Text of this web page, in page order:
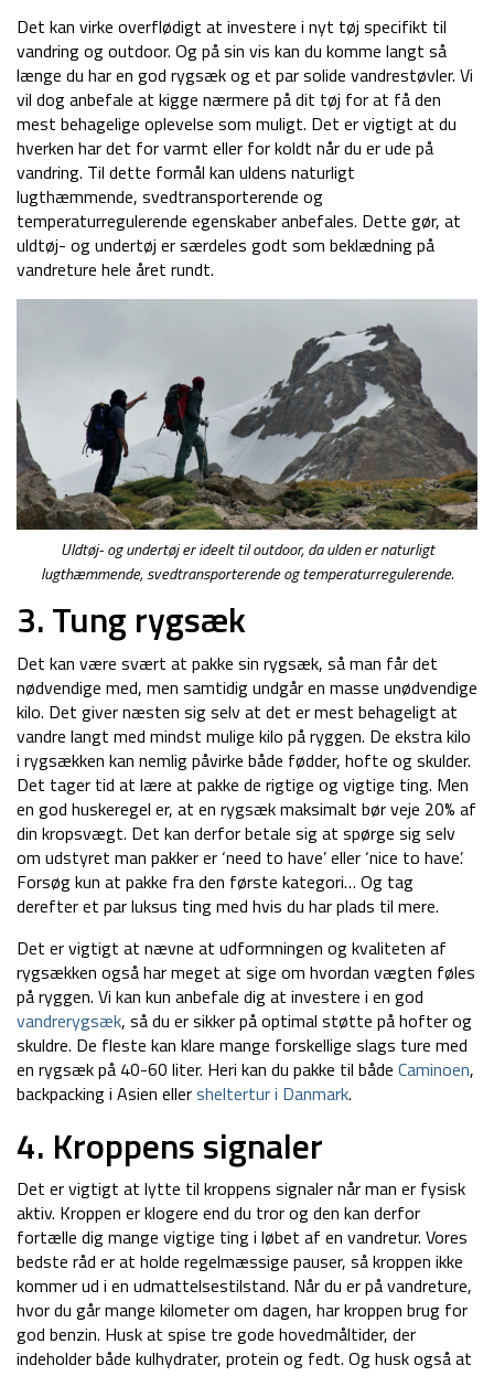
Det kan virke overflødigt at investere i nyt tøj specifikt til
vandring og outdoor. Og på sin vis kan du komme langt så
længe du har en god rygsæk og et par solide vandrestøvler. Vi
vil dog anbefale at kigge nærmere på dit tøj for at få den
mest behagelige oplevelse som muligt. Det er vigtigt at du
hverken har det for varmt eller for koldt når du er ude på
vandring. Til dette formål kan uldens naturligt
lugthæmmende, svedtransporterende og
temperaturregulerende egenskaber anbefales. Dette gør, at
uldtøj- og undertøj er særdeles godt som beklædning på
vandreture hele året rundt.
Uldtøj- og undertøj er ideelt til outdoor, da ulden er naturligt
lugthæmmende, svedtransporterende og temperaturregulerende.
3. Tung rygsæk
Det kan være svært at pakke sin rygsæk, så man får det
nødvendige med, men samtidig undgår en masse unødvendige
kilo. Det giver næsten sig selv at det er mest behageligt at
vandre langt med mindst mulige kilo på ryggen. De ekstra kilo
i rygsækken kan nemlig påvirke både fødder, hofte og skulder.
Det tager tid at lære at pakke de rigtige og vigtige ting. Men
en god huskeregel er, at en rygsæk maksimalt bør veje 20% af
din kropsvægt. Det kan derfor betale sig at spørge sig selv
om udstyret man pakker er ‘need to have’ eller ‘nice to have’.
Forsøg kun at pakke fra den første kategori… Og tag
derefter et par luksus ting med hvis du har plads til mere.
Det er vigtigt at nævne at udformningen og kvaliteten af
rygsækken også har meget at sige om hvordan vægten føles
på ryggen. Vi kan kun anbefale dig at investere i en god
vandrerygsæk, så du er sikker på optimal støtte på hofter og
skuldre. De fleste kan klare mange forskellige slags ture med
en rygsæk på 40-60 liter. Heri kan du pakke til både Caminoen,
backpacking i Asien ellersheltertur i Danmark.
4. Kroppens signaler
Det er vigtigt at lytte til kroppens signaler når man er fysisk
aktiv. Kroppen er klogere end du tror og den kan derfor
fortælle dig mange vigtige ting i løbet af en vandretur. Vores
bedste råd er at holde regelmæssige pauser, så kroppen ikke
kommer ud i en udmattelsestilstand. Når du er på vandreture,
hvor du går mange kilometer om dagen, har kroppen brug for
god benzin. Husk at spise tre gode hovedmåltider, der
indeholder både kulhydrater, protein og fedt. Og husk også at